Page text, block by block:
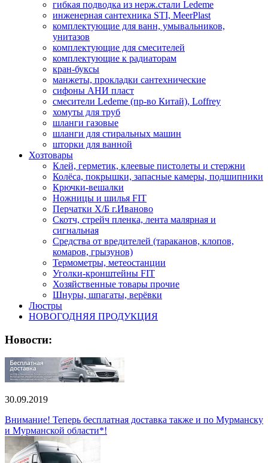
гибкая подводка из нерж.стали Ledeme
инженерная сантехника STI, MeerPlast
комплектующие для ванн, умывальников,
унитазов
комплектующие для смесителей
комплектующие к радиаторам
кран-буксы
манжеты, прокладки сантехнические
сифоны АНИ пласт
смесители Ledeme (пр-во Китай), Loffrey
хомуты для труб
шланги газовые
шланги для стиральных машин
шторки для ванной
Хозтовары
Клей, герметик, клеевые пистолеты и стержни
Колёса, покрышки, запасные камеры, подшипники
Крючки-вешалки
Ножницы и шилья FIT
Перчатки Х/Б г.Иваново
Скотч, стрейч пленка, лента малярная и
сигнальная
Средства от вредителей (тараканов, клопов,
комаров, грызунов)
Термометры, метеостанции
Уголки-кронштейны FIT
Хозяйственные товары прочие
Шнуры, шпагаты, верёвки
Люстры
НОВОГОДНЯЯ ПРОДУКЦИЯ
Новости:
30.09.2019
Внимание! Теперь бесплатная доставка также и по Мурманску
и Мурманской области*!